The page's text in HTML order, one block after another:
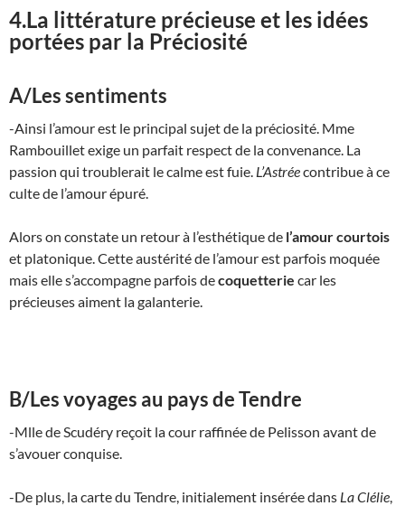
4.La littérature précieuse et les idées
portées par la Préciosité
A/Les sentiments
-Ainsi l’amour est le principal sujet de la préciosité. Mme
Rambouillet exige un parfait respect de la convenance. La
passion qui troublerait le calme est fuie. L’Astréecontribue à ce
culte de l’amour épuré.
Alors on constate un retour à l’esthétique de l’amour courtois
et platonique. Cette austérité de l’amour est parfois moquée
mais elle s’accompagne parfois decoquetterie car les
précieuses aiment la galanterie.
B/Les voyages au pays de Tendre
-Mlle de Scudéry reçoit la cour raffinée de Pelisson avant de
s’avouer conquise.
-De plus, la carte du Tendre, initialement insérée dans La Clélie,